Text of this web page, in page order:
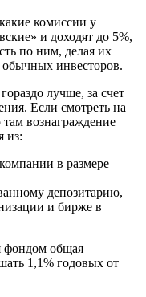
комиссии у
и доходят до 5%,
по ним, делая их
инвесторов.
лучше, за счет
Если смотреть на
там вознаграждение
из:
в размере
депозитарию,
и бирже в
фондом общая
1,1% годовых от